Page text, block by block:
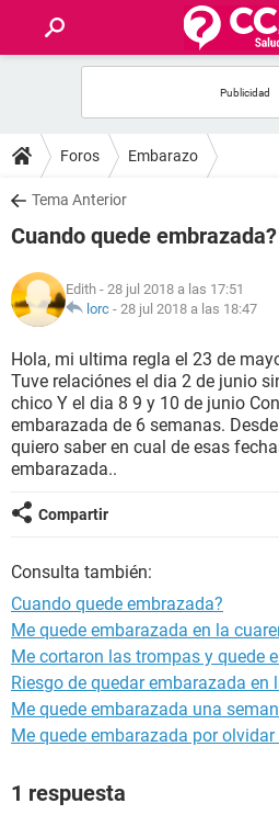
FOROS
SALUD
NUTRICIÓN
BIENESTAR
SEXUALIDAD
GLOSARIO
Foros Embarazo
Tema Anterior
Cuando quede embrazada?
Edith - 28 jul 2018 a las 17:51
lorc - 28 jul 2018 a las 18:47
Hola, mi ultima regla el 23 de
Tuve relaciónes el dia 2 de junio
chico Y el dia 8 9 y 10 de junio
embarazada de 6 semanas.
quiero saber en cual de esas
embarazada..
Compartir
Consulta también:
Cuando quede embrazada?
Me quede embarazada en la
Me cortaron las trompas y quede
Riesgo de quedar embarazada en
Me quede embarazada una
Me quede embarazada por
1 respuesta